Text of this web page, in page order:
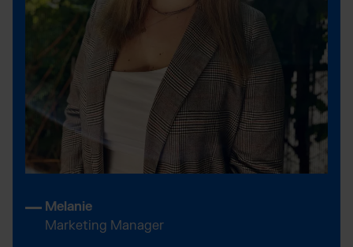
Melanie
Marketing Manager